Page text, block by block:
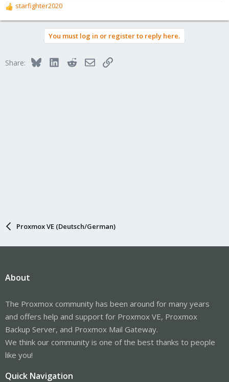
R
e
o
starfighter2020
You must log in or register to reply here.
Share: BlueskyLinkedInRedditEmailLink
Proxmox VE (Deutsch/German)
About
The Proxmox community has been around for many years
and offers help and support for Proxmox VE, Proxmox
Backup Server, and Proxmox Mail Gateway.
We think our community is one of the best thanks to people
like you!
Quick Navigation